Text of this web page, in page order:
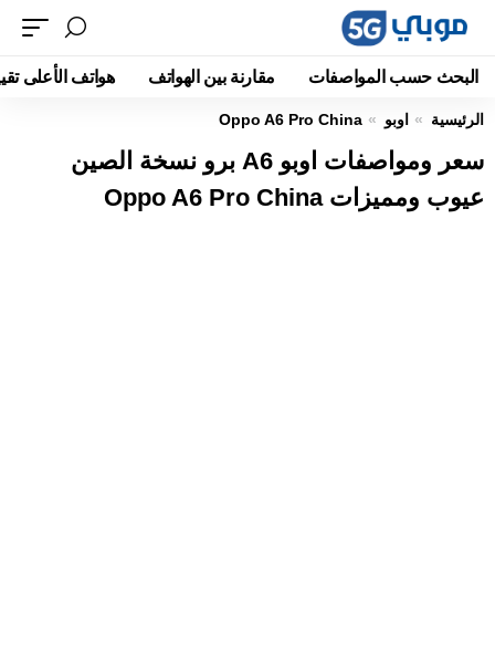
البحث حسب المواصفات مقارنة بين الهواتف هواتف الأعلى
الرئيسية اوبو Oppo A6 Pro China
سعر ومواصفات اوبو A6 برو نسخة الصين
عيوب ومميزات Oppo A6 Pro China